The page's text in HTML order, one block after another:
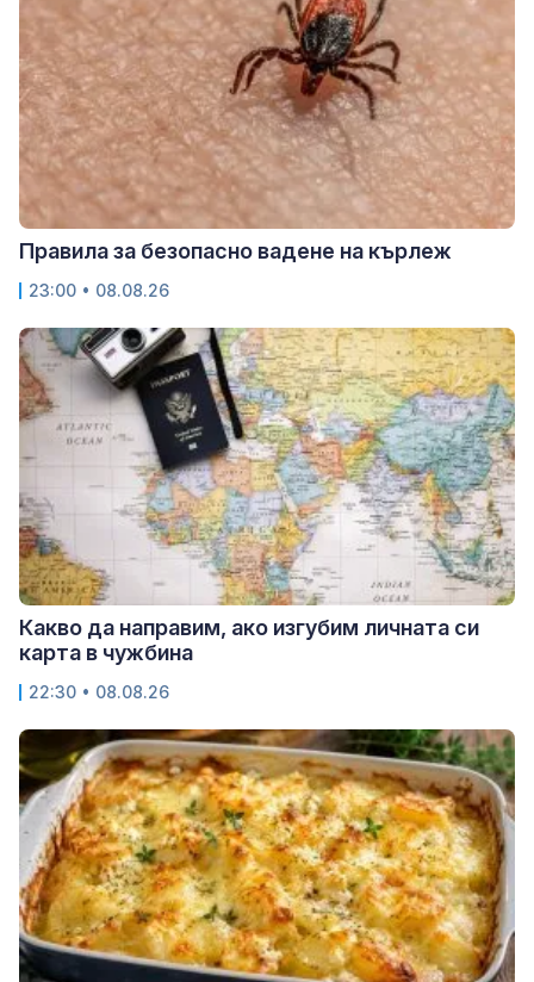
Правила за безопасно вадене на кърлеж
23:00 • 08.08.26
Какво да направим, ако изгубим личната си
карта в чужбина
22:30 • 08.08.26